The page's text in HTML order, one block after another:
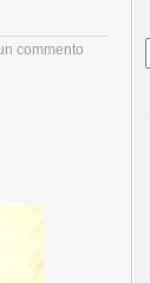
commento